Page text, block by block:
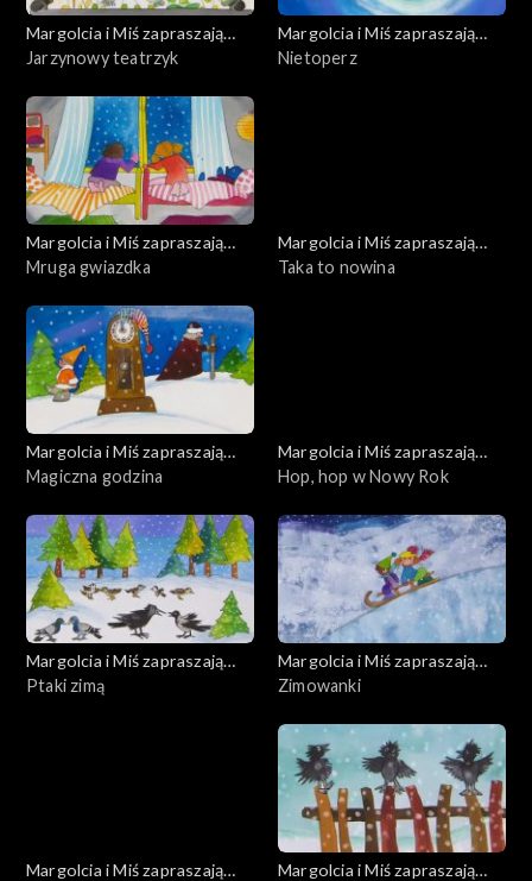
Margolcia i Miś zapraszają
dziś
Jarzynowy teatrzyk
Margolcia i Miś zapraszają
dziś
Nietoperz
Margolcia i Miś zapraszają
dziś
Mruga gwiazdka
Margolcia i Miś zapraszają
dziś
Taka to nowina
Margolcia i Miś zapraszają
dziś
Magiczna godzina
Margolcia i Miś zapraszają
dziś
Hop, hop w Nowy Rok
Margolcia i Miś zapraszają
dziś
Ptaki zimą
Margolcia i Miś zapraszają
dziś
Zimowanki
Margolcia i Miś zapraszają
Margolcia i Miś zapraszają